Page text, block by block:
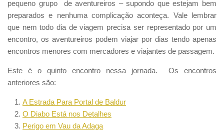
pequeno grupo de aventureiros – supondo que estejam bem
preparados e nenhuma complicação aconteça. Vale lembrar
que nem todo dia de viagem precisa ser representado por um
encontro, os aventureiros podem viajar por dias tendo apenas
encontros menores com mercadores e viajantes de passagem.
Este é o quinto encontro nessa jornada. Os encontros
anteriores são:
A Estrada Para Portal de Baldur
O Diabo Está nos Detalhes
Perigo em Vau da Adaga